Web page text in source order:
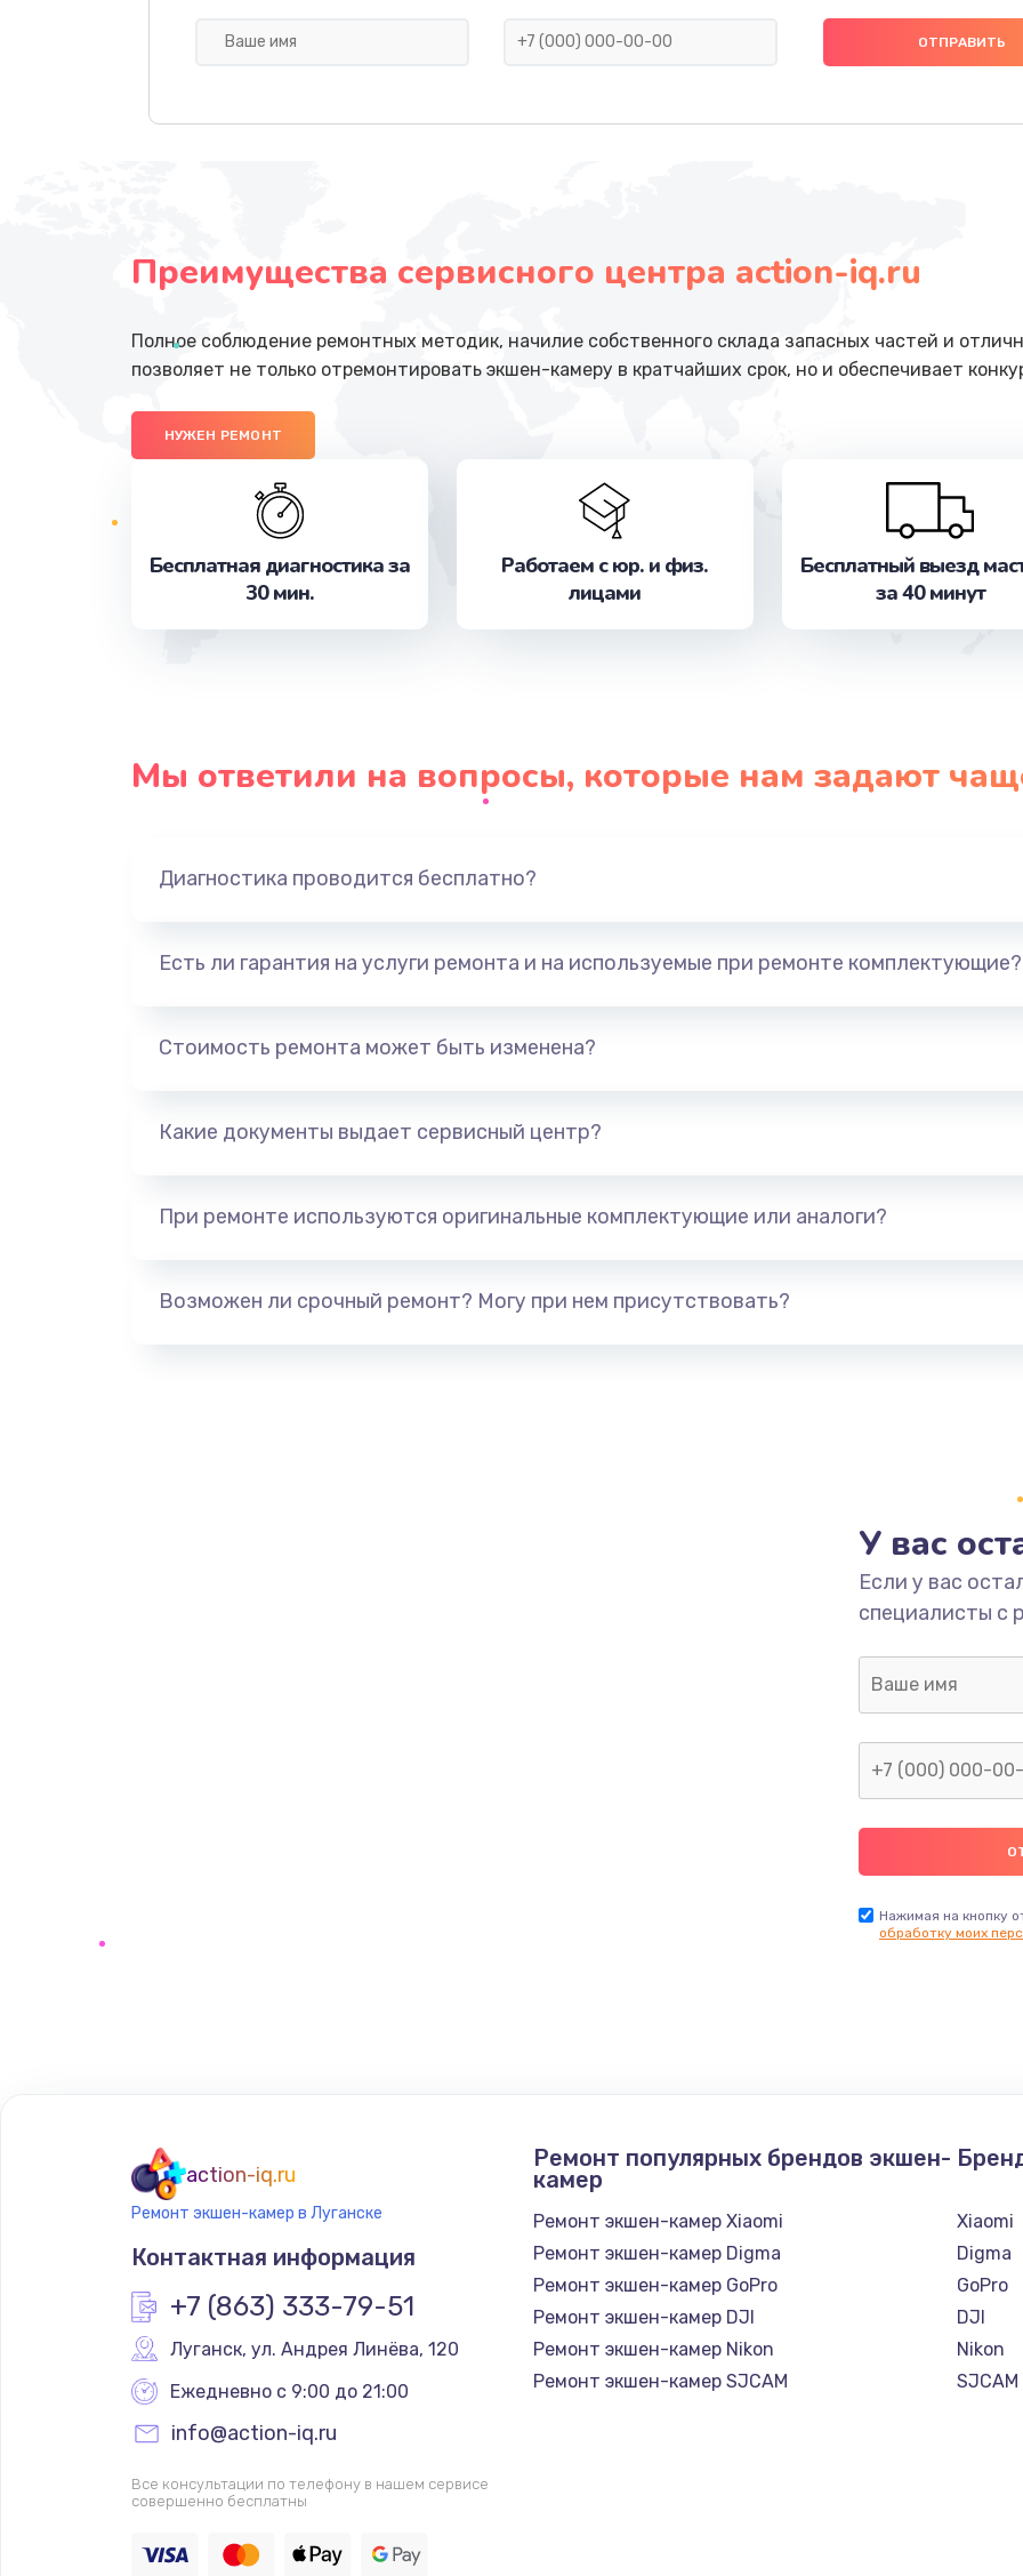
Обновление ПО от 500 руб.
Замена лампы
Ремонт кнопки
Замена корпусных элементов от 2800 руб.
Замена основной платы от 520 руб.
Замена процессора
Замена датчиков управления, высоты,
Преимущества сервисного центра action-iq.ru
Полное соблюдение ремонтных методик, начилие собственного склада запасных частей и
позволяет не только отремонтировать экшен-камеру в кратчайших срок, но и обеспечивает
НУЖЕН РЕМОНТ
Бесплатная диагностика за
30 мин.
Работаем с юр. и физ.
лицами
Бесплатный выезд
за 40 минут
Мы ответили на вопросы, которые нам задают
Диагностика проводится бесплатно?
Есть ли гарантия на услуги ремонта и на используемые при ремонте комплектующие?
Стоимость ремонта может быть изменена?
Какие документы выдает сервисный центр?
При ремонте используются оригинальные комплектующие или аналоги?
Возможен ли срочный ремонт? Могу при нем присутствовать?
У вас
Если у вас
специалисты с
Нажимая на кнопку
обработку моих
action-iq.ru
Ремонт экшен-камер в Луганске
Контактная информация
+7 (863) 333-79-51
Луганск, ул. Андрея Линёва, 120
Ежедневно с 9:00 до 21:00
info@action-iq.ru
Все консультации по телефону в нашем сервисе
совершенно бесплатны
Ремонт популярных брендов экшен-
камер
Ремонт экшен-камер Xiaomi
Ремонт экшен-камер Digma
Ремонт экшен-камер GoPro
Ремонт экшен-камер DJI
Ремонт экшен-камер Nikon
Ремонт экшен-камер SJCAM
Xiaomi
Digma
GoPro
DJI
Nikon
SJCAM